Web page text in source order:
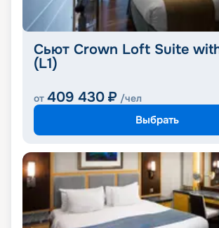
Сьют Crown Loft Suite
(L1)
от 409 430 ₽ /чел
Выбрать